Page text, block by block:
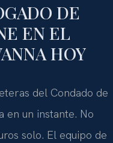
DE
EN EL
HOY
del Condado de
en un instante. No
solo. El equipo de